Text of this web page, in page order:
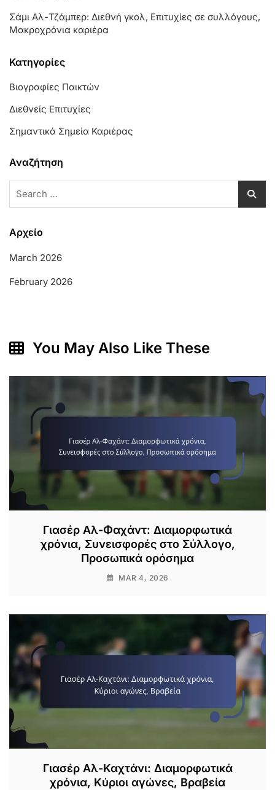
Σάμι Αλ-Τζάμπερ: Διεθνή γκολ, Επιτυχίες σε συλλόγους,
Μακροχρόνια καριέρα
Κατηγορίες
Βιογραφίες Παικτών
Διεθνείς Επιτυχίες
Σημαντικά Σημεία Καριέρας
Αναζήτηση
Αρχείο
March 2026
February 2026
You May Also Like These
Γιασέρ Αλ-Φαχάντ: Διαμορφωτικά
χρόνια, Συνεισφορές στο Σύλλογο,
Προσωπικά ορόσημα
MAR 4, 2026
Γιασέρ Αλ-Καχτάνι: Διαμορφωτικά
χρόνια, Κύριοι αγώνες, Βραβεία